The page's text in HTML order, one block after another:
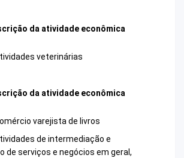
da atividade econômica
veterinárias
da atividade econômica
varejista de livros
de intermediação e
de serviços e negócios em geral,